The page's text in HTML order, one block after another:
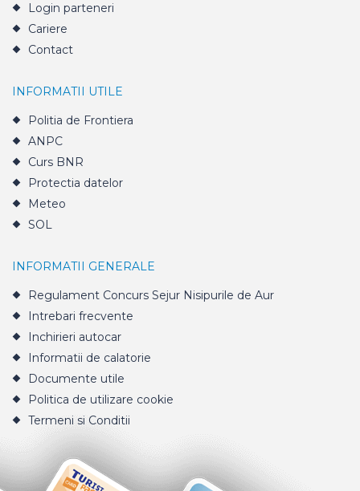
Login parteneri
Cariere
Contact
INFORMATII UTILE
Politia de Frontiera
ANPC
Curs BNR
Protectia datelor
Meteo
SOL
INFORMATII GENERALE
Regulament Concurs Sejur Nisipurile de Aur
Intrebari frecvente
Inchirieri autocar
Informatii de calatorie
Documente utile
Politica de utilizare cookie
Termeni si Conditii